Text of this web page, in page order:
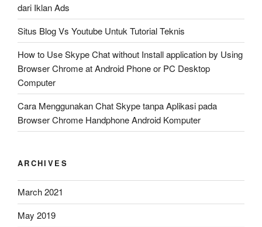
dari Iklan Ads
Situs Blog Vs Youtube Untuk Tutorial Teknis
How to Use Skype Chat without Install application by Using
Browser Chrome at Android Phone or PC Desktop
Computer
Cara Menggunakan Chat Skype tanpa Aplikasi pada
Browser Chrome Handphone Android Komputer
ARCHIVES
March 2021
May 2019